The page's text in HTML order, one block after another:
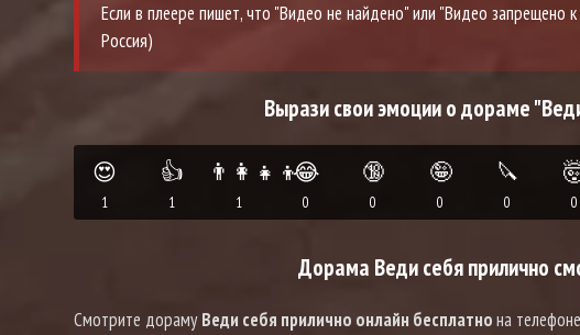
Если в плеере пишет, что "Видео не найдено" или "Видео запрещено
Россия)
Вырази свои эмоции о дораме
😍
1
👍
1
👨‍👩‍👧‍👦
1
😂
0
🔞
0
🤪
0
🔪
0 0
Дорама Веди себя прилично
Смотрите дорамуВеди себя прилично онлайн бесплатнона